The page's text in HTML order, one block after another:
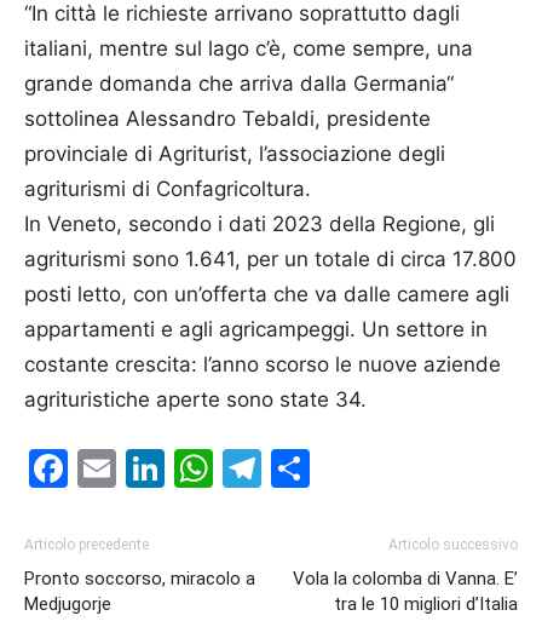
“In città le richieste arrivano soprattutto dagli
italiani, mentre sul lago c’è, come sempre, una
grande domanda che arriva dalla Germania“
sottolinea Alessandro Tebaldi, presidente
provinciale di Agriturist, l’associazione degli
agriturismi di Confagricoltura.
In Veneto, secondo i dati 2023 della Regione, gli
agriturismi sono 1.641, per un totale di circa 17.800
posti letto, con un’offerta che va dalle camere agli
appartamenti e agli agricampeggi. Un settore in
costante crescita: l’anno scorso le nuove aziende
agrituristiche aperte sono state 34.
Facebook
EmailLinkedIn
WhatsApp
Telegram
Articolo precedente
Pronto soccorso, miracolo a
Medjugorje
Articolo successivo
Vola la colomba di Vanna. E’
tra le 10 migliori d’Italia